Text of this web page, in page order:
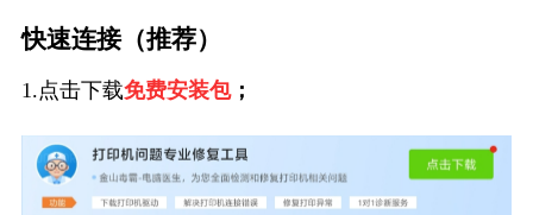
快速连接（推荐）
1.点击下载免费安装包；